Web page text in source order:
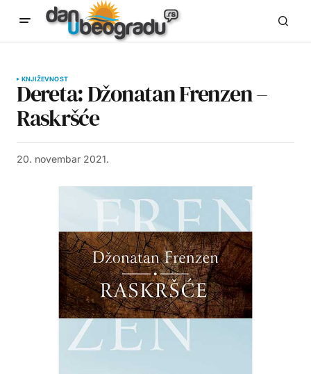
KNJIŽEVNOST
Dereta: Džonatan Frenzen –
Raskršće
20. novembar 2021.